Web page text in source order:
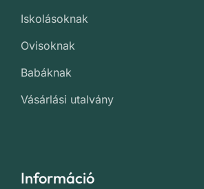
Iskolásoknak
Ovisoknak
Babáknak
Vásárlási utalvány
Információ